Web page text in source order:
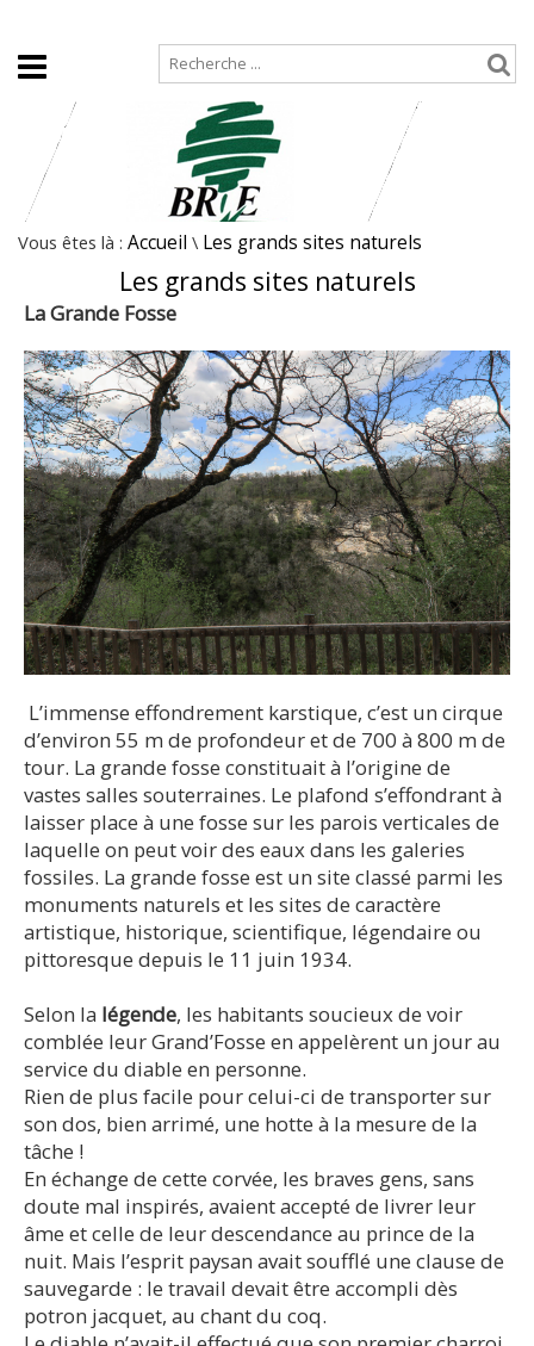
Vous êtes là : Accueil \ Les grands sites naturels
Les grands sites naturels
La Grande Fosse
L’immense effondrement karstique, c’est un cirque
d’environ 55 m de profondeur et de 700 à 800 m de
tour. La grande fosse constituait à l’origine de
vastes salles souterraines. Le plafond s’effondrant à
laisser place à une fosse sur les parois verticales de
laquelle on peut voir des eaux dans les galeries
fossiles. La grande fosse est un site classé parmi les
monuments naturels et les sites de caractère
artistique, historique, scientifique, légendaire ou
pittoresque depuis le 11 juin 1934.
Selon la légende, les habitants soucieux de voir
comblée leur Grand’Fosse en appelèrent un jour au
service du diable en personne.
Rien de plus facile pour celui-ci de transporter sur
son dos, bien arrimé, une hotte à la mesure de la
tâche !
En échange de cette corvée, les braves gens, sans
doute mal inspirés, avaient accepté de livrer leur
âme et celle de leur descendance au prince de la
nuit. Mais l’esprit paysan avait soufflé une clause de
sauvegarde : le travail devait être accompli dès
potron jacquet, au chant du coq.